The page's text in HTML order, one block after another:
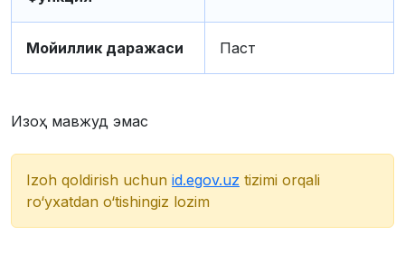
Мойиллик даражаси Паст
Изоҳ мавжуд эмас
Izoh qoldirish uchun id.egov.uz tizimi orqali
ro‘yxatdan o‘tishingiz lozim